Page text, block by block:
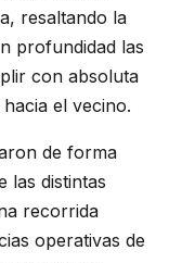
resaltando la
profundidad las
con absoluta
el vecino.
de forma
las distintas
recorrida
operativas de